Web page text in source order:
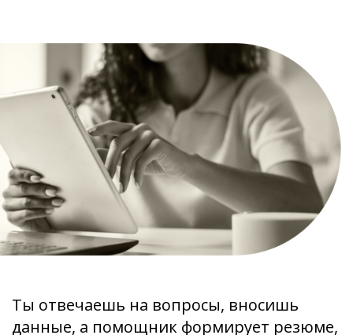
Ты отвечаешь на вопросы, вносишь
данные, а помощник формирует резюме,